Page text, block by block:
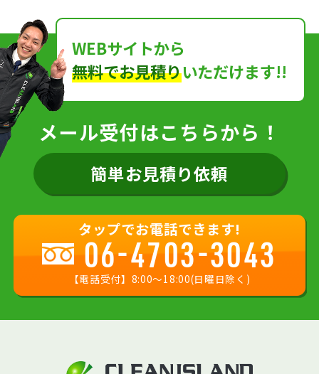
WEBサイトから
無料でお見積りいただけます!!
メール受付はこちらから！
簡単お見積り依頼
タップでお電話できます!
06-4703-3043
【電話受付】8:00〜18:00(日曜日除く)